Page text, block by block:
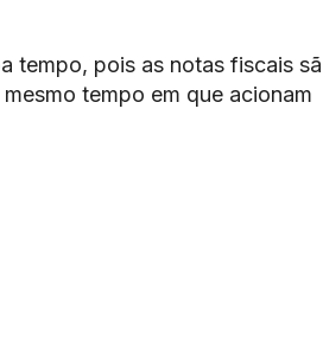
tempo, pois as notas fiscais
tempo em que acionam